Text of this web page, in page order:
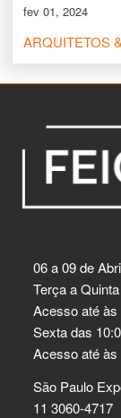
fev 01, 2024
ARQUITETOS
06 a 09 de
Terça a
Acesso até às
Sexta das
Acesso até às
São Paulo
11 3060-4717